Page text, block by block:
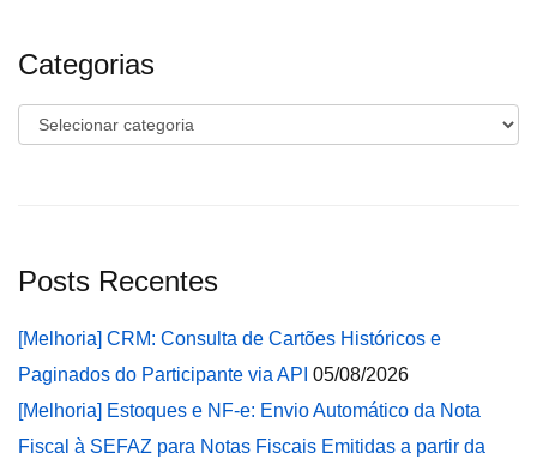
Categorias
Categorias
Posts Recentes
[Melhoria] CRM: Consulta de Cartões Históricos e
Paginados do Participante via API 05/08/2026
[Melhoria] Estoques e NF-e: Envio Automático da Nota
Fiscal à SEFAZ para Notas Fiscais Emitidas a partir da